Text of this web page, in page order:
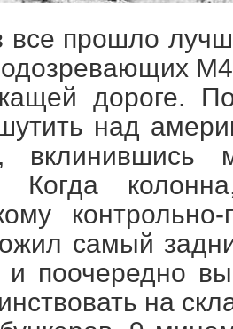
все прошло
дороге.
над
вклинившись
Когда
самый
и поочередно
на